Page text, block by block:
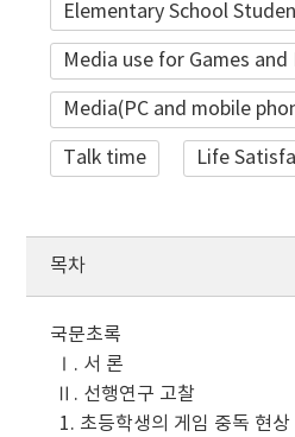
Elementary School
Media use for Games
Media(PC and mobile
Talk time Life
목차
국문초록
Ⅰ. 서 론
Ⅱ. 선행연구 고찰
1. 초등학생의 게임 중독 현상